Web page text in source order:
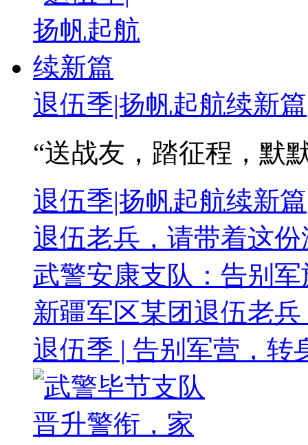
退伍季|扬帆起航续新篇
“送战友，踏征程，
退伍季|扬帆起航续新篇
退伍老兵，请带着这
武警安康支队：告别
新疆军区某团退伍老
退伍季 | 告别军营，转